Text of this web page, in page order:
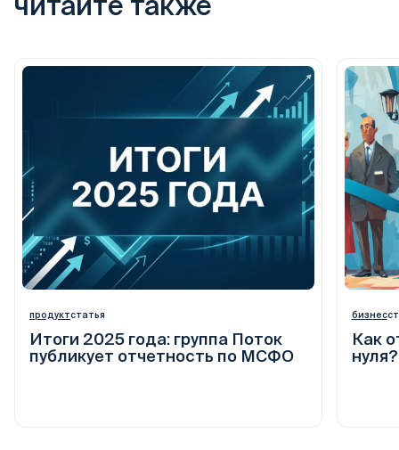
продуктстатья
Итоги 2025 года: группа Поток
публикует отчетность по МСФО
бизнес
Как
нуля?